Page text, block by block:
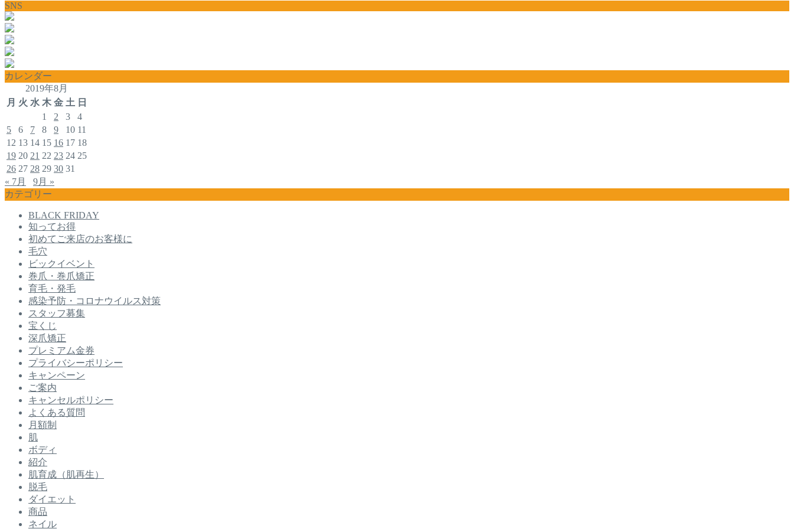
SNS
カレンダー
2019年8月
月 火 水 木 金 土 日
1
2 3
4
5
6 7 8 9 10 11
12 13 14 15 16 17 18
19 20 21 22 23 24 25
26 27 28 29 30 31
« 7月
9月 »
カテゴリー
BLACK FRIDAY
知ってお得
初めてご来店のお客様に
毛穴
ビックイベント
巻爪・巻爪矯正
育毛・発毛
感染予防・コロナウイルス対策
スタッフ募集
宝くじ
深爪矯正
プレミアム金券
プライバシーポリシー
キャンペーン
ご案内
キャンセルポリシー
よくある質問
月額制
肌
ボディ
紹介
肌育成（肌再生）
脱毛
ダイエット
商品
ネイル